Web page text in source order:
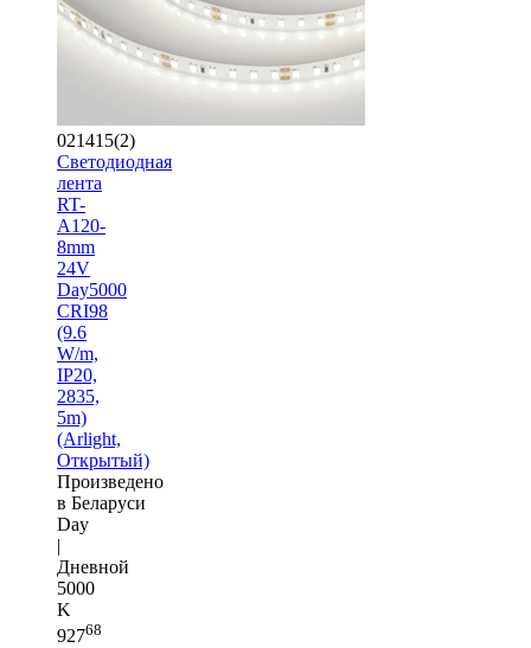
021415(2)
Светодиодная
лента
RT-
A120-
8mm
24V
Day5000
CRI98
(9.6
W/m,
IP20,
2835,
5m)
(Arlight,
Открытый)
Произведено
в Беларуси
Day
|
Дневной
5000
K
92768